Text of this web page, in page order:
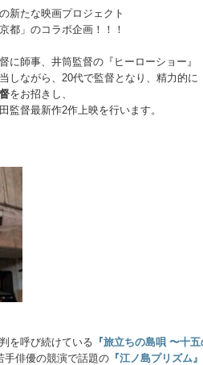
新たな映画プロジェクト
都」のコラボ企画！！！
に師事、井筒監督の『ヒーローショー』
しながら、20代で監督となり、精力的に
をお招きし、
監督最新作2作上映を行います。
を呼び続けている 『旅立ちの島唄 〜十五
手俳優の競演で話題の 『江ノ島プリズム』